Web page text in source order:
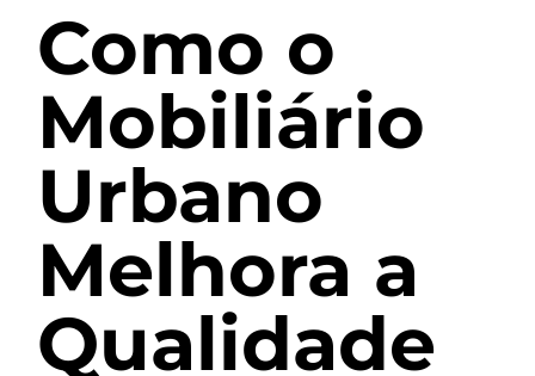
Como o
Mobiliário
Urbano
Melhora a
Qualidade